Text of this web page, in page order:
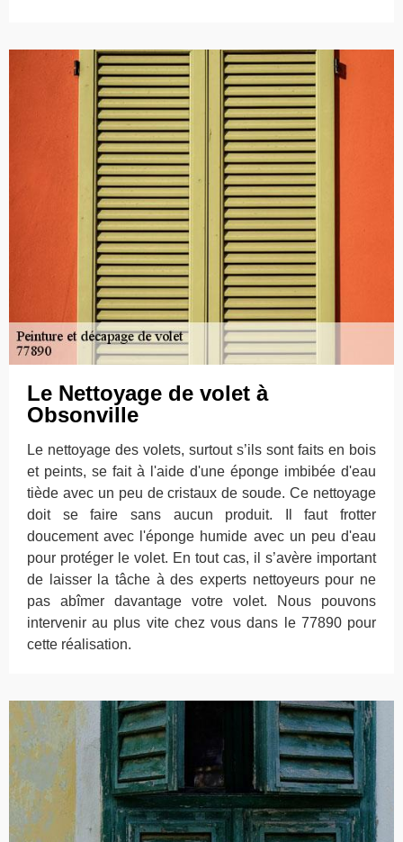
Le Nettoyage de volet à
Obsonville
Le nettoyage des volets, surtout s’ils sont faits en bois
et peints, se fait à l'aide d'une éponge imbibée d'eau
tiède avec un peu de cristaux de soude. Ce nettoyage
doit se faire sans aucun produit. Il faut frotter
doucement avec l'éponge humide avec un peu d'eau
pour protéger le volet. En tout cas, il s’avère important
de laisser la tâche à des experts nettoyeurs pour ne
pas abîmer davantage votre volet. Nous pouvons
intervenir au plus vite chez vous dans le 77890 pour
cette réalisation.